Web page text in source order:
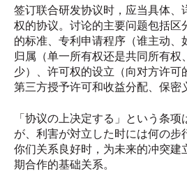
签订联合研发协议时，应当具体、
权的协议。讨论的主要问题包括区
的标准、专利申请程序（谁主动、
归属（单一所有权还是共同所有权
少）、许可权的设立（向对方许可
第三方授予许可和收益分配、保密
「协议の上决定する」という条
が、利害が対立した时には何の步
你们关系良好时，为未来的冲突建
期合作的基础关系。